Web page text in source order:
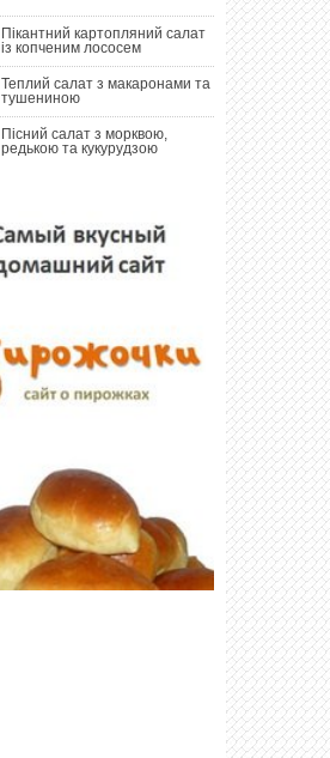
Пікантний картопляний салат
із копченим лососем
Теплий салат з макаронами та
тушениною
Пісний салат з морквою,
редькою та кукурудзою